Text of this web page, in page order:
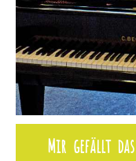
Mir gefällt